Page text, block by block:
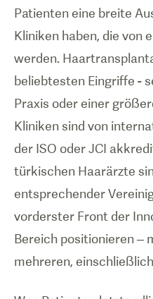
Patienten eine breite
Kliniken haben, die von
werden.
beliebtesten Eingriffe -
Praxis oder einer
Kliniken sind von
der ISO oder JCI
türkischen Haarärzte
entsprechender
vorderster Front der
Bereich positionieren –
mehreren,